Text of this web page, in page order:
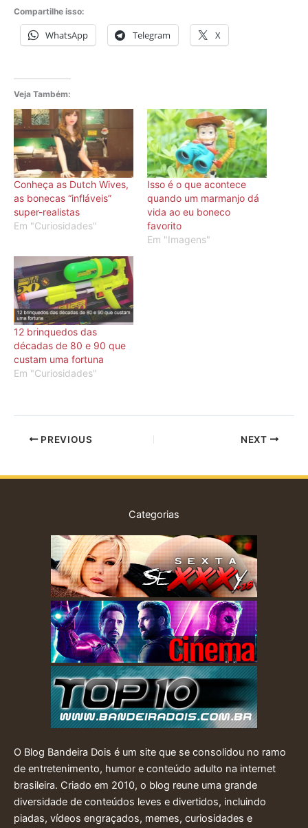
Compartilhe isso:
WhatsApp Telegram X
Veja Também:
Conheça as Dutch Wives,
as bonecas “infláveis”
super-realistas
Em "Curiosidades"
Isso é o que acontece
quando um marmanjo dá
vida ao eu boneco
favorito
Em "Imagens"
12 brinquedos das
décadas de 80 e 90 que
custam uma fortuna
Em "Curiosidades"
PREVIOUS NEXT
Categorias
O Blog Bandeira Dois é um site que se consolidou no ramo
de entretenimento, humor e conteúdo adulto na internet
brasileira. Criado em 2010, o blog reune uma grande
diversidade de conteúdos leves e divertidos, incluindo
piadas, vídeos engraçados, memes, curiosidades e